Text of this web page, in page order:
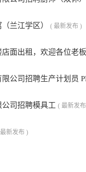
兰江学区） ( 最新发布 )
面出租，欢迎各位老板
公司招聘生产计划员
司招聘模具工 ( 最新发
新发布 )